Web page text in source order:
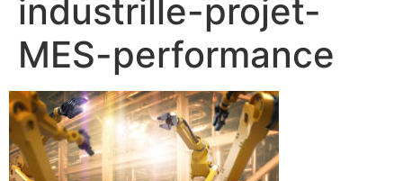
industrille-projet-
MES-performance